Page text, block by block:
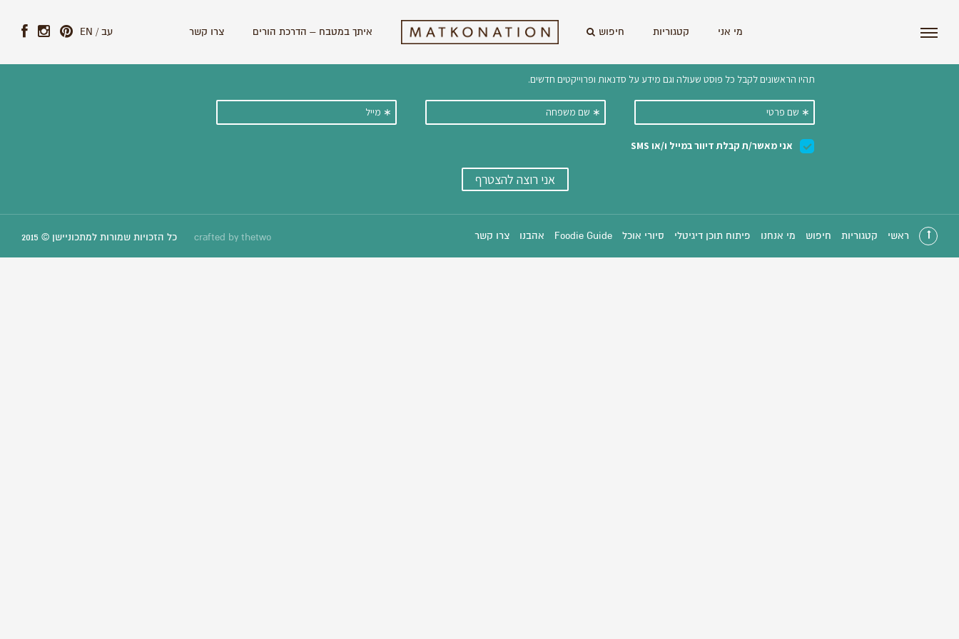
מי אני קטגוריות חיפוש איתך במטבח – הדרכת הורים צרו קשר EN / עב
הצטרפו לניוזלטר שלנו וקבלו ישירות למייל עדכונים על מתכונים וסיפורים חדשים:
ראשי קטגוריות חיפוש מי אנחנו פיתוח תוכן דיגיטלי סיורי אוכל Foodie Guide אהבנו צרו קשר crafted by thetwo כל הזכויות שמורות למתכוניישן © 2015